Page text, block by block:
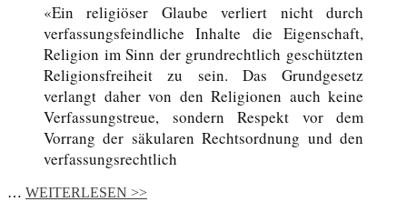
«Ein religiöser Glaube verliert nicht durch
verfassungsfeindliche Inhalte die Eigenschaft,
Religion im Sinn der grundrechtlich geschützten
Religionsfreiheit zu sein. Das Grundgesetz
verlangt daher von den Religionen auch keine
Verfassungstreue, sondern Respekt vor dem
Vorrang der säkularen Rechtsordnung und den
verfassungsrechtlich
… WEITERLESEN >>